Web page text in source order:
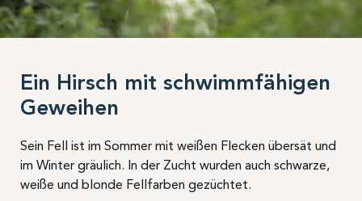
Ein Hirsch mit schwimmfähigen
Geweihen
Sein Fell ist im Sommer mit weißen Flecken übersät und
im Winter gräulich. In der Zucht wurden auch schwarze,
weiße und blonde Fellfarben gezüchtet.